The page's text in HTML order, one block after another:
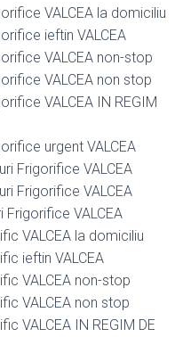
VALCEA la domiciliu
ieftin VALCEA
VALCEA non-stop
VALCEA non stop
VALCEA IN REGIM
urgent VALCEA
Frigorifice VALCEA
Frigorifice VALCEA
Frigorifice VALCEA
VALCEA la domiciliu
ieftin VALCEA
VALCEA non-stop
VALCEA non stop
VALCEA IN REGIM DE